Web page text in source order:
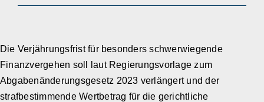
Die Verjährungsfrist für besonders schwerwiegende
Finanzvergehen soll laut Regierungsvorlage zum
Abgabenänderungsgesetz 2023 verlängert und der
strafbestimmende Wertbetrag für die gerichtliche